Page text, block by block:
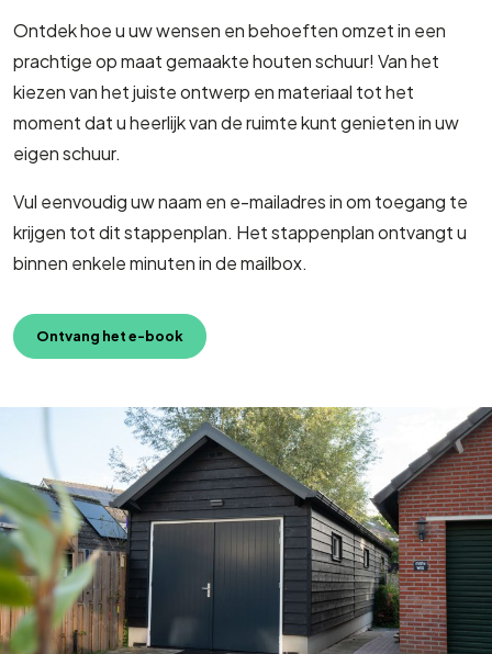
Ontdek hoe u uw wensen en behoeften omzet in een
prachtige op maat gemaakte houten schuur! Van het
kiezen van het juiste ontwerp en materiaal tot het
moment dat u heerlijk van de ruimte kunt genieten in uw
eigen schuur.
Vul eenvoudig uw naam en e-mailadres in om toegang te
krijgen tot dit stappenplan. Het stappenplan ontvangt u
binnen enkele minuten in de mailbox.
Ontvang het e-book